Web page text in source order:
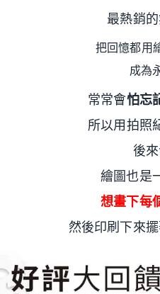
最熱銷
把回憶都用
成為
常常會怕忘
所以用拍照
後
繪圖也是
想畫下每
然後印刷下來